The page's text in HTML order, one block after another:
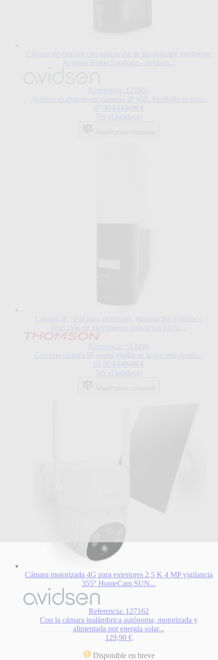
Cámara motorizada 4G para exteriores 2,5 K 4 MP vigilancia
355° HomeCam SUN...
Referencia: 127162
Con la cámara inalámbrica autónoma, motorizada y
alimentada por energía solar...
129,90 €
Disponible en breve